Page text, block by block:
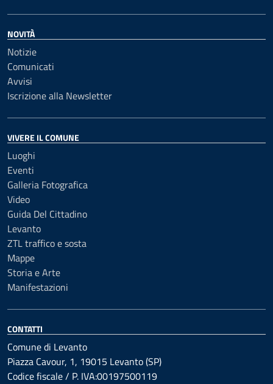
NOVITÀ
Notizie
Comunicati
Avvisi
Iscrizione alla Newsletter
VIVERE IL COMUNE
Luoghi
Eventi
Galleria Fotografica
Video
Guida Del Cittadino
Levanto
ZTL traffico e sosta
Mappe
Storia e Arte
Manifestazioni
CONTATTI
Comune di Levanto
Piazza Cavour, 1, 19015 Levanto (SP)
Codice fiscale / P. IVA:00197500119